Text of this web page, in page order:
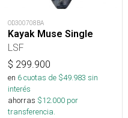
OD300708BA
Kayak Muse Single
LSF
$ 299.900
en 6cuotas de $49.983 sin
interés
ahorras $12.000 por
transferencia.